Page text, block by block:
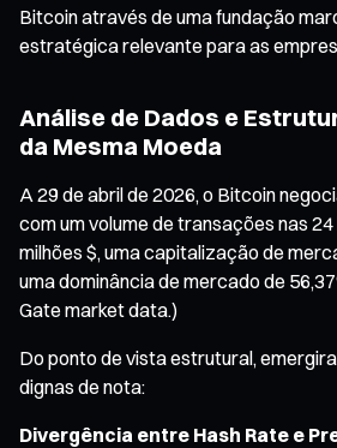
Bitcoin através de uma fundação
estratégica relevante para as
Análise de Dados e
da Mesma Moeda
A 29 de abril de 2026, o Bitcoin
com um volume de transações nas
milhões $, uma capitalização de
uma dominância de mercado de
Gate market data.)
Do ponto de vista estrutural,
dignas de nota:
Divergência entre Hash Rate e